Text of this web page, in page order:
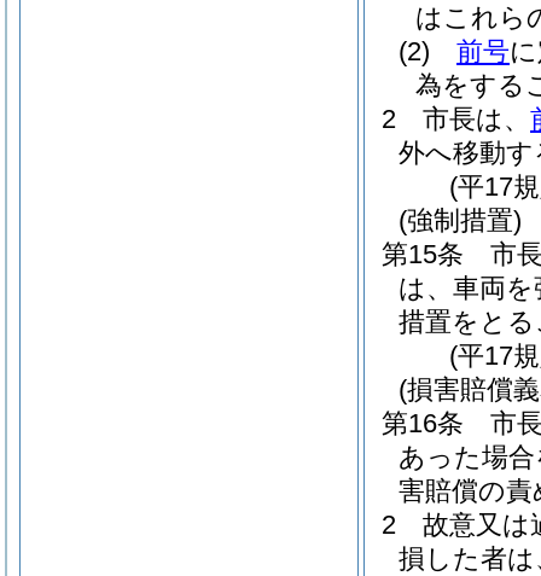
はこれら
(2)
前号
為をする
2
市長は、
外へ移動
(平17
(強制措置)
第15条
市
は、車両
措置をと
(平17
(損害賠償
第16条
市
あった場
害賠償の
2
故意又は
損した者